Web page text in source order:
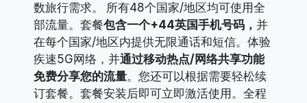
数旅行需求。
所有48个国家/地区均可使用全
部流量。套餐包含一个+44英国手机号码， 并
在每个国家/地区内提供无限通话和短信。 体验
疾速5G网络，并通过移动热点/网络共享功能
免费分享您的流量。您还可以根据需要轻松续
订套餐。套餐安装后即可立即激活使用。全程